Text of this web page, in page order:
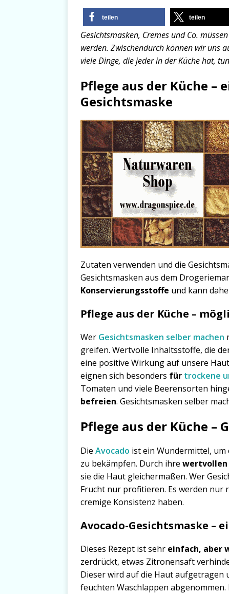
teilen teilen
Gesichtsmasken, Cremes und Co.
werden. Zwischendurch können wir uns
viele Dinge, die jeder in der Küche hat,
Pflege aus der Küche –
Gesichtsmaske
Zutaten verwenden und die
Gesichtsmasken aus dem
Konservierungsstoffe und kann
Pflege aus der Küche –
Wer Gesichtsmasken selber machen
greifen. Wertvolle Inhaltsstoffe, die
eine positive Wirkung auf unsere
eignen sich besonders für trockene
Tomaten und viele Beerensorten
befreien. Gesichtsmasken selber
Pflege aus der Küche –
Die Avocado ist ein Wundermittel,
zu bekämpfen. Durch ihre wertvollen
sie die Haut gleichermaßen. Wer
Frucht nur profitieren. Es werden nur
cremige Konsistenz haben.
Avocado-Gesichtsmaske –
Dieses Rezept ist sehr einfach, aber
zerdrückt, etwas Zitronensaft
Dieser wird auf die Haut aufgetragen
feuchten Waschlappen